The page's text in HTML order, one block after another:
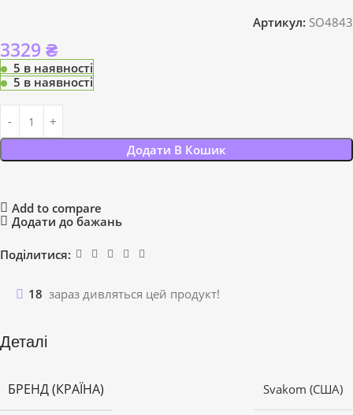
Артикул: SO4843
3329 ₴
5 в наявності
5 в наявності
Додати В Кошик
Add to compare
Додати до бажань
Поділитися:
18 зараз дивляться цей продукт!
Деталі
БРЕНД (КРАЇНА) Svakom (США)